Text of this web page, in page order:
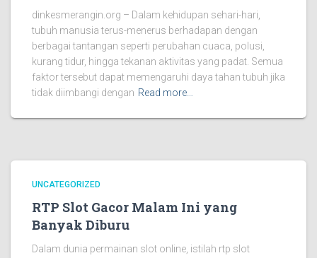
dinkesmerangin.org – Dalam kehidupan sehari-hari,
tubuh manusia terus-menerus berhadapan dengan
berbagai tantangan seperti perubahan cuaca, polusi,
kurang tidur, hingga tekanan aktivitas yang padat. Semua
faktor tersebut dapat memengaruhi daya tahan tubuh jika
tidak diimbangi dengan Read more…
UNCATEGORIZED
RTP Slot Gacor Malam Ini yang
Banyak Diburu
Dalam dunia permainan slot online, istilah rtp slot